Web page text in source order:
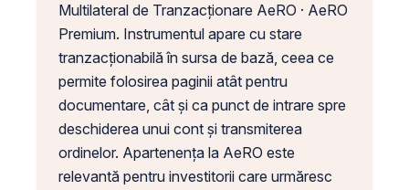
Multilateral de Tranzacționare AeRO · AeRO
Premium. Instrumentul apare cu stare
tranzacționabilă în sursa de bază, ceea ce
permite folosirea paginii atât pentru
documentare, cât și ca punct de intrare spre
deschiderea unui cont și transmiterea
ordinelor. Apartenența la AeRO este
relevantă pentru investitorii care urmăresc